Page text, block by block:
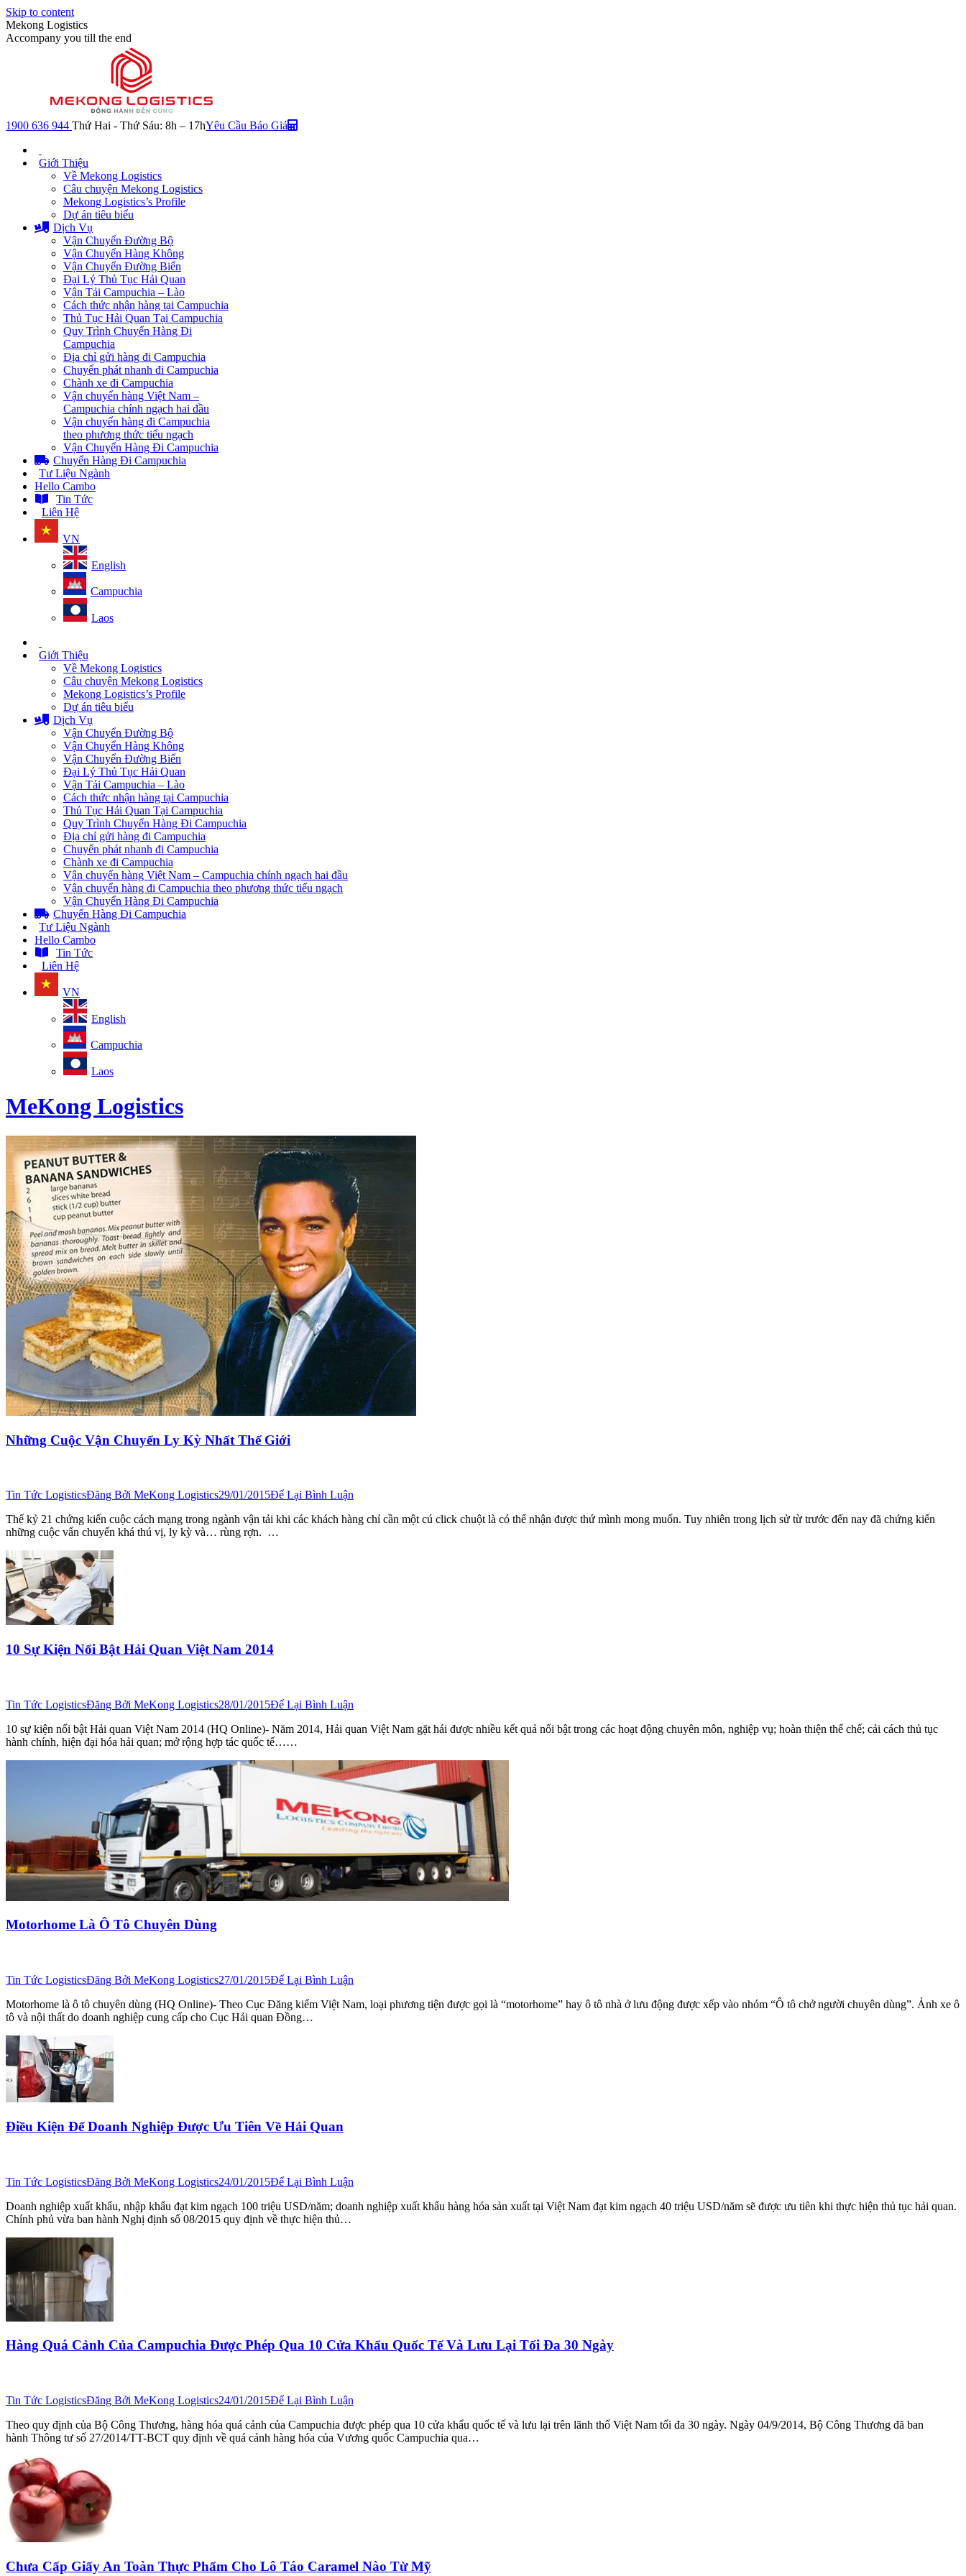
Skip to content
Mekong Logistics
Accompany you till the end
1900 636 944 Thứ Hai - Thứ Sáu: 8h – 17hYêu Cầu Báo Giá
Giới Thiệu
Về Mekong Logistics
Câu chuyện Mekong Logistics
Mekong Logistics’s Profile
Dự án tiêu biểu
Dịch Vụ
Vận Chuyển Đường Bộ
Vận Chuyển Hàng Không
Vận Chuyển Đường Biển
Đại Lý Thủ Tục Hải Quan
Vận Tải Campuchia – Lào
Cách thức nhận hàng tại Campuchia
Thủ Tục Hải Quan Tại Campuchia
Quy Trình Chuyển Hàng Đi
Campuchia
Địa chỉ gửi hàng đi Campuchia
Chuyển phát nhanh đi Campuchia
Chành xe đi Campuchia
Vận chuyển hàng Việt Nam –
Campuchia chính ngạch hai đầu
Vận chuyển hàng đi Campuchia
theo phương thức tiểu ngạch
Vận Chuyển Hàng Đi Campuchia
Chuyển Hàng Đi Campuchia
Tư Liệu Ngành
Hello Cambo
Tin Tức
Liên Hệ
VN
English
Campuchia
Laos
Giới Thiệu
Về Mekong Logistics
Câu chuyện Mekong Logistics
Mekong Logistics’s Profile
Dự án tiêu biểu
Dịch Vụ
Vận Chuyển Đường Bộ
Vận Chuyển Hàng Không
Vận Chuyển Đường Biển
Đại Lý Thủ Tục Hải Quan
Vận Tải Campuchia – Lào
Cách thức nhận hàng tại Campuchia
Thủ Tục Hải Quan Tại Campuchia
Quy Trình Chuyển Hàng Đi Campuchia
Địa chỉ gửi hàng đi Campuchia
Chuyển phát nhanh đi Campuchia
Chành xe đi Campuchia
Vận chuyển hàng Việt Nam – Campuchia chính ngạch hai đầu
Vận chuyển hàng đi Campuchia theo phương thức tiểu ngạch
Vận Chuyển Hàng Đi Campuchia
Chuyển Hàng Đi Campuchia
Tư Liệu Ngành
Hello Cambo
Tin Tức
Liên Hệ
VN
English
Campuchia
Laos
MeKong Logistics
Những Cuộc Vận Chuyển Ly Kỳ Nhất Thế Giới
Tin Tức LogisticsĐăng Bởi MeKong Logistics29/01/2015Để Lại Bình Luận
Thế kỷ 21 chứng kiến cuộc cách mạng trong ngành vận tải khi các khách hàng chỉ cần một cú click chuột là có thể nhận được thứ mình mong muốn. Tuy nhiên trong lịch sử từ trước đến nay đã chứng kiến
những cuộc vẩn chuyển khá thú vị, ly kỳ và… rùng rợn. …
10 Sự Kiện Nổi Bật Hải Quan Việt Nam 2014
Tin Tức LogisticsĐăng Bởi MeKong Logistics28/01/2015Để Lại Bình Luận
10 sự kiện nổi bật Hải quan Việt Nam 2014 (HQ Online)- Năm 2014, Hải quan Việt Nam gặt hái được nhiều kết quả nổi bật trong các hoạt động chuyên môn, nghiệp vụ; hoàn thiện thể chế; cải cách thủ tục
hành chính, hiện đại hóa hải quan; mở rộng hợp tác quốc tế……
Motorhome Là Ô Tô Chuyên Dùng
Tin Tức LogisticsĐăng Bởi MeKong Logistics27/01/2015Để Lại Bình Luận
Motorhome là ô tô chuyên dùng (HQ Online)- Theo Cục Đăng kiểm Việt Nam, loại phương tiện được gọi là “motorhome” hay ô tô nhà ở lưu động được xếp vào nhóm “Ô tô chở người chuyên dùng”. Ảnh xe ô
tô và nội thất do doanh nghiệp cung cấp cho Cục Hải quan Đồng…
Điều Kiện Để Doanh Nghiệp Được Ưu Tiên Về Hải Quan
Tin Tức LogisticsĐăng Bởi MeKong Logistics24/01/2015Để Lại Bình Luận
Doanh nghiệp xuất khẩu, nhập khẩu đạt kim ngạch 100 triệu USD/năm; doanh nghiệp xuất khẩu hàng hóa sản xuất tại Việt Nam đạt kim ngạch 40 triệu USD/năm sẽ được ưu tiên khi thực hiện thủ tục hải quan.
Chính phủ vừa ban hành Nghị định số 08/2015 quy định về thực hiện thủ…
Hàng Quá Cảnh Của Campuchia Được Phép Qua 10 Cửa Khẩu Quốc Tế Và Lưu Lại Tối Đa 30 Ngày
Tin Tức LogisticsĐăng Bởi MeKong Logistics24/01/2015Để Lại Bình Luận
Theo quy định của Bộ Công Thương, hàng hóa quá cảnh của Campuchia được phép qua 10 cửa khẩu quốc tế và lưu lại trên lãnh thổ Việt Nam tối đa 30 ngày. Ngày 04/9/2014, Bộ Công Thương đã ban
hành Thông tư số 27/2014/TT-BCT quy định về quá cảnh hàng hóa của Vương quốc Campuchia qua…
Chưa Cấp Giấy An Toàn Thực Phẩm Cho Lô Táo Caramel Nào Từ Mỹ